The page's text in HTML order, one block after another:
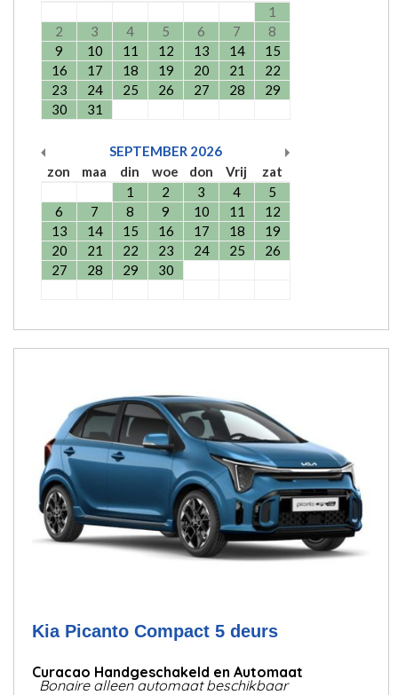
1
2
3 4 5 6 7
8
9
10 11 12 13 14
15
16
17 18 19 20 21
22
23
24 25 26 27 28
29
30
31
SEPTEMBER 2026
zon
maa din woe don Vrij
zat
1
2 3 4
5
6
7 8 9 10 11
12
13
14 15 16 17 18
19
20
21 22 23 24 25
26
27
28 29 30
Kia Picanto Compact 5 deurs
Curacao Handgeschakeld en Automaat
Bonaire alleen automaat beschikbaar